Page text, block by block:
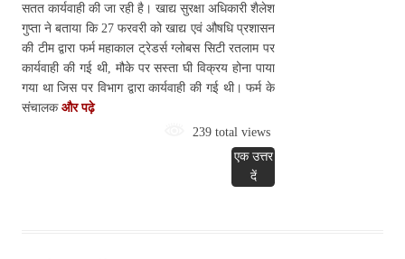
सतत कार्यवाही की जा रही है। खाद्य सुरक्षा अधिकारी शैलेश
गुप्ता ने बताया कि 27 फरवरी को खाद्य एवं औषधि प्रशासन
की टीम द्वारा फर्म महाकाल ट्रेडर्स ग्लोबस सिटी रतलाम पर
कार्यवाही की गई थी, मौके पर सस्ता घी विक्रय होना पाया
गया था जिस पर विभाग द्वारा कार्यवाही की गई थी। फर्म के
संचालक और पढ़े
239 total views
एक उत्तर
दें